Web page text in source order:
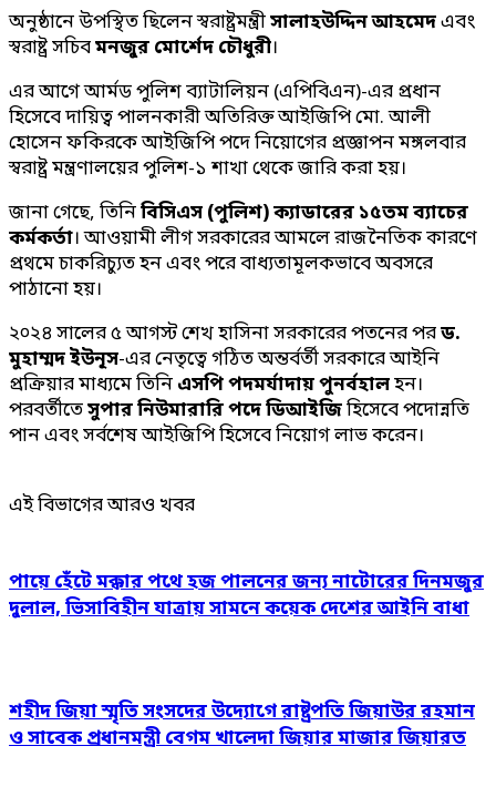
অনুষ্ঠানে উপস্থিত ছিলেন স্বরাষ্ট্রমন্ত্রীসালাহউদ্দিন আহমেদএবং
স্বরাষ্ট্র সচিবমনজুর মোর্শেদ চৌধুরী।
এর আগে আর্মড পুলিশ ব্যাটালিয়ন (এপিবিএন)-এর প্রধান
হিসেবে দায়িত্ব পালনকারী অতিরিক্ত আইজিপি মো. আলী
হোসেন ফকিরকে আইজিপি পদে নিয়োগের প্রজ্ঞাপন মঙ্গলবার
স্বরাষ্ট্র মন্ত্রণালয়ের পুলিশ-১ শাখা থেকে জারি করা হয়।
জানা গেছে, তিনিবিসিএস (পুলিশ) ক্যাডারের ১৫তম ব্যাচের
কর্মকর্তা। আওয়ামী লীগ সরকারের আমলে রাজনৈতিক কারণে
প্রথমে চাকরিচ্যুত হন এবং পরে বাধ্যতামূলকভাবে অবসরে
পাঠানো হয়।
২০২৪ সালের ৫ আগস্ট শেখ হাসিনা সরকারের পতনের পরড.
মুহাম্মদ ইউনূস-এর নেতৃত্বে গঠিত অন্তর্বর্তী সরকারে আইনি
প্রক্রিয়ার মাধ্যমে তিনি এসপি পদমর্যাদায় পুনর্বহালহন।
পরবর্তীতেসুপার নিউমারারি পদে ডিআইজিহিসেবে পদোন্নতি
পান এবং সর্বশেষ আইজিপি হিসেবে নিয়োগ লাভ করেন।
এই বিভাগের আরও খবর
পায়ে হেঁটে মক্কার পথে হজ পালনের জন্য নাটোরের দিনমজুর
দুলাল, ভিসাবিহীন যাত্রায় সামনে কয়েক দেশের আইনি বাধা
শহীদ জিয়া স্মৃতি সংসদের উদ্যোগে রাষ্ট্রপতি জিয়াউর রহমান
ও সাবেক প্রধানমন্ত্রী বেগম খালেদা জিয়ার মাজার জিয়ারত